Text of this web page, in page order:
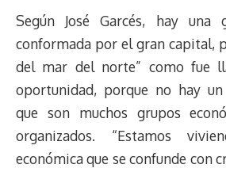
Según José Garcés, hay una
conformada por el gran capital,
del mar del norte” como fue
oportunidad, porque no hay
que son muchos grupos
organizados. “Estamos
económica que se confunde con